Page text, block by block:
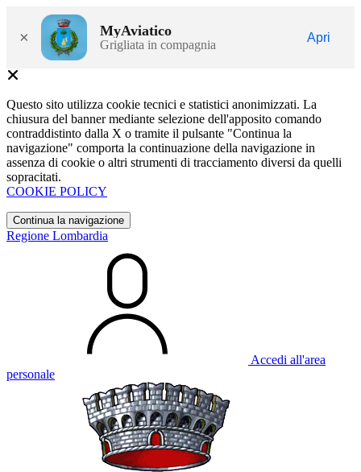
× MyAviatico
Grigliata in compagnia
Apri
Questo sito utilizza cookie tecnici e statistici anonimizzati. La
chiusura del banner mediante selezione dell'apposito comando
contraddistinto dalla X o tramite il pulsante "Continua la
navigazione" comporta la continuazione della navigazione in
assenza di cookie o altri strumenti di tracciamento diversi da quelli
sopracitati.
COOKIE POLICY
Continua la navigazione
Regione Lombardia
Accedi all'area
personale